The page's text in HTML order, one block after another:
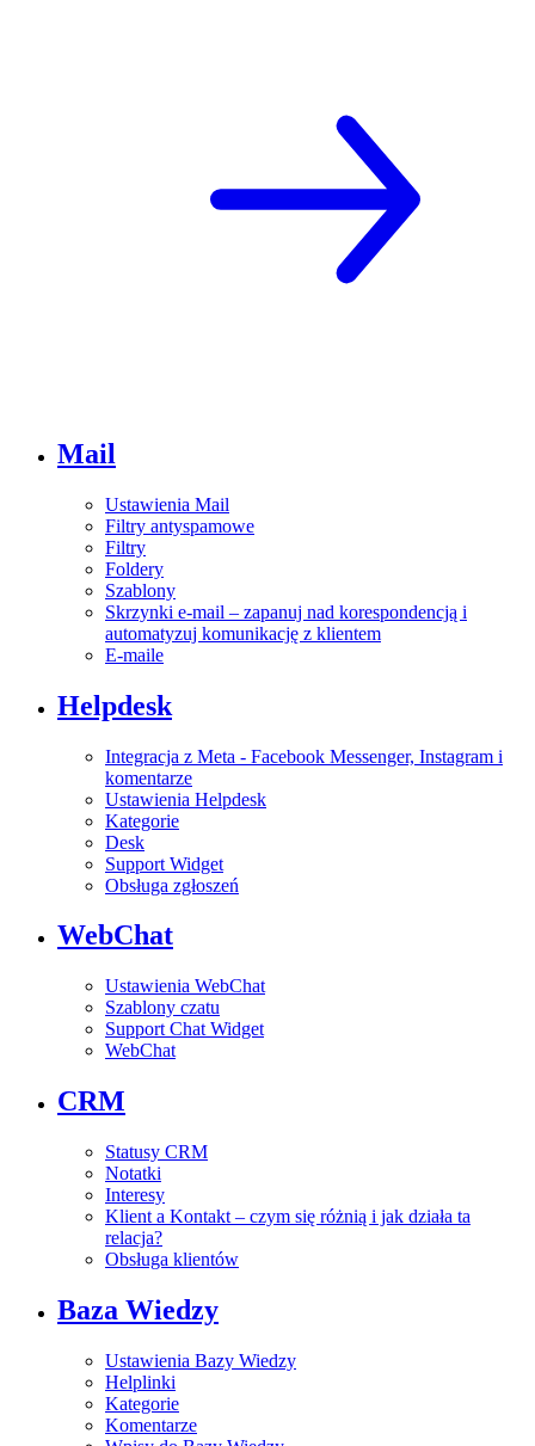
Mail
Ustawienia Mail
Filtry antyspamowe
Filtry
Foldery
Szablony
Skrzynki e-mail – zapanuj nad korespondencją i
automatyzuj komunikację z klientem
E-maile
Helpdesk
Integracja z Meta - Facebook Messenger, Instagram i
komentarze
Ustawienia Helpdesk
Kategorie
Desk
Support Widget
Obsługa zgłoszeń
WebChat
Ustawienia WebChat
Szablony czatu
Support Chat Widget
WebChat
CRM
Statusy CRM
Notatki
Interesy
Klient a Kontakt – czym się różnią i jak działa ta
relacja?
Obsługa klientów
Baza Wiedzy
Ustawienia Bazy Wiedzy
Helplinki
Kategorie
Komentarze